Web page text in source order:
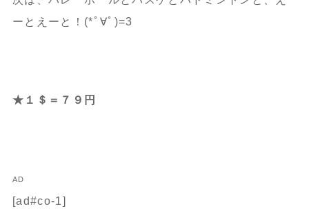
ーとえーと！(*ﾟ∀ﾟ)=3
★１＄＝７９円
AD
[ad#co-1]